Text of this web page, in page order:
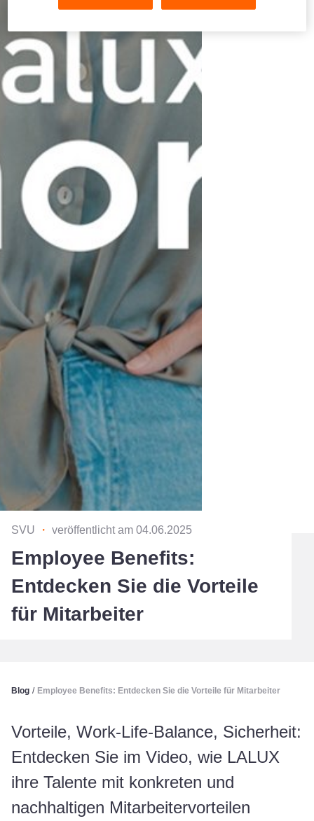
SVU ・ veröffentlicht am 04.06.2025
Employee Benefits:
Entdecken Sie die Vorteile
für Mitarbeiter
Blog / Employee Benefits: Entdecken Sie die Vorteile für Mitarbeiter
Vorteile, Work-Life-Balance, Sicherheit:
Entdecken Sie im Video, wie LALUX
ihre Talente mit konkreten und
nachhaltigen Mitarbeitervorteilen